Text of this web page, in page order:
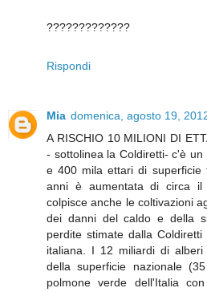
?????????????
Rispondi
Mia domenica, agosto 19,
A RISCHIO 10 MILIONI DI
- sottolinea la Coldiretti- c'è
e 400 mila ettari di superficie
anni è aumentata di circa
colpisce anche le coltivazioni
dei danni del caldo e della
perdite stimate dalla
italiana. I 12 miliardi di
della superficie nazionale
polmone verde dell'Italia